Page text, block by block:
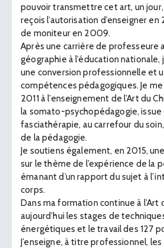
pouvoir transmettre cet art, un jour,
reçois l’autorisation d’enseigner
de moniteur en 2009.
Après une carrière de professeure
géographie à l’éducation nationale,
une conversion professionnelle et
compétences pédagogiques. Je
2011 à l’enseignement de l’Art du
la somato-psychopédagogie, issue
fasciathérapie, au carrefour du
de la pédagogie.
Je soutiens également, en 2015,
sur le thème de l’expérience de la
émanant d’un rapport du sujet à
corps.
Dans ma formation continue à l’Art
aujourd’hui les stages de
énergétiques et le travail des 127
J’enseigne, à titre professionnel,